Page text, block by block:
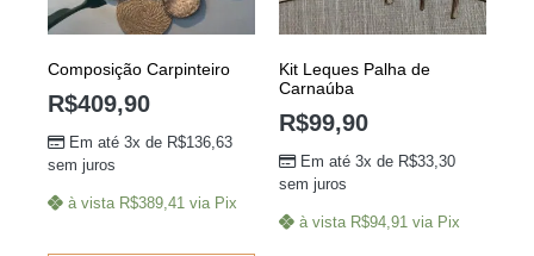
Composição Carpinteiro
R$409,90
Em até 3x de R$136,63
sem juros
à vista R$389,41 via Pix
Kit Leques Palha de
Carnaúba
R$99,90
Em até 3x de R$33,30
sem juros
à vista R$94,91 via Pix